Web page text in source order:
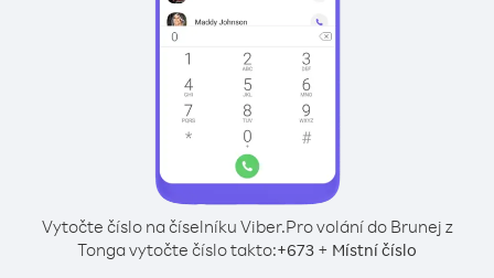
Vytočte číslo na číselníku Viber.Pro volání do Brunej z
Tonga vytočte číslo takto:+673 + Místní číslo